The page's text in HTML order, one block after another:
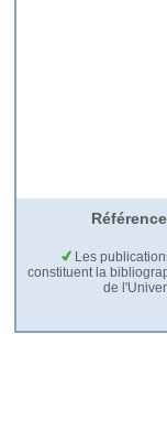
Les
constituent la
de